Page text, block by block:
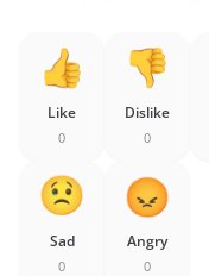
Like
0
Dislike
0
Sad
0
Angry
0